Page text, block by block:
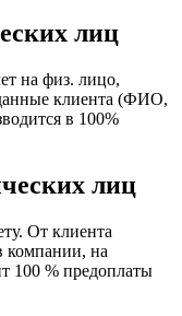
лиц
на физ. лицо,
клиента (ФИО,
в 100%
лиц
От клиента
компании, на
100 % предоплаты